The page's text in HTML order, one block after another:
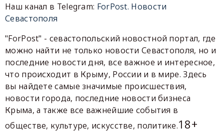
Наш канал в Telegram: ForPost. Новости
Севастополя
"ForPost" - севастопольский новостной портал, где
можно найти не только новости Севастополя, но и
последние новости дня, все важное и интересное,
что происходит в Крыму, России и в мире. Здесь
вы найдете самые значимые происшествия,
новости города, последние новости бизнеса
Крыма, а также все важнейшие события в
обществе, культуре, искусстве, политике.18+